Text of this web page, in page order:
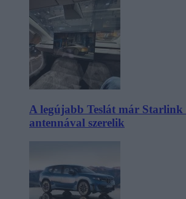
A legújabb Teslát már Starlink
antennával szerelik